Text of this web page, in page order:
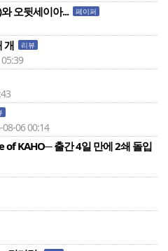
오뒷세이아... 페이퍼
개 리뷰
06 00:14
of KAHO─ 출간 4일 만에 2쇄 돌입